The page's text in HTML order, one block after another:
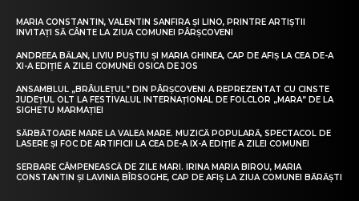
MARIA CONSTANTIN, VALENTIN SANFIRA ȘI LINO, PRINTRE ARTIȘTII
INVITAȚI SĂ CÂNTE LA ZIUA COMUNEI PÂRȘCOVENI
ANDREEA BĂLAN, LIVIU PUȘTIU ȘI MARIA GHINEA, CAP DE AFIȘ LA CEA DE-A
XI-A EDIȚIE A ZILEI COMUNEI OSICA DE JOS
ANSAMBLUL „BRÂULEȚUL” DIN PÂRȘCOVENI A REPREZENTAT CU CINSTE
JUDEȚUL OLT LA FESTIVALUL INTERNAȚIONAL DE FOLCLOR „MARA” DE LA
SIGHETU MARMAȚIEI
SĂRBĂTOARE MARE LA VALEA MARE. MUZICĂ POPULARĂ, SPECTACOL DE
LASERE ȘI FOC DE ARTIFICII LA CEA DE-A IX-A EDIȚIE A ZILEI COMUNEI
SERBARE CÂMPENEASCĂ DE ZILE MARI. IRINA MARIA BIROU, MARIA
CONSTANTIN ȘI LAVINIA BÎRSOGHE, CAP DE AFIȘ LA ZIUA COMUNEI BĂRĂȘTI